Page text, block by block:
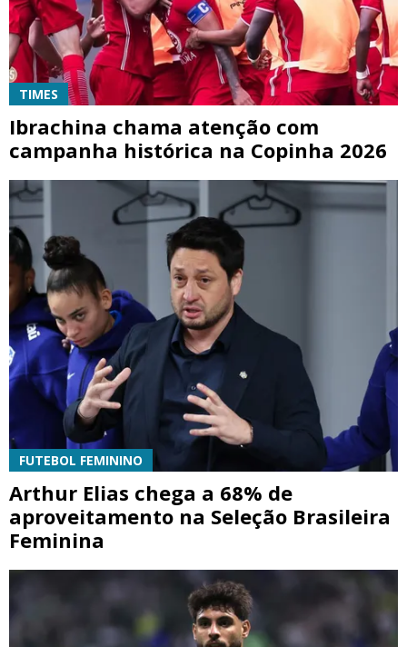
TIMES
Ibrachina chama atenção com
campanha histórica na Copinha 2026
FUTEBOL FEMININO
Arthur Elias chega a 68% de
aproveitamento na Seleção Brasileira
Feminina